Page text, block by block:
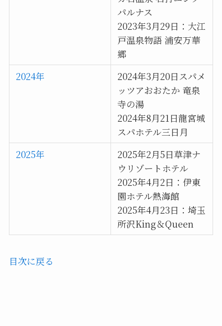
パルナス
2023年3月29日：大江
戸温泉物語 浦安万華
郷
2024年
2024年3月20日スパメ
ッツアおおたか 竜泉
寺の湯
2024年8月21日龍宮城
スパホテル三日月
2025年
2025年2月5日草津ナ
ウリゾートホテル
2025年4月2日：伊東
園ホテル熱海館
2025年4月23日：埼玉
所沢King＆Queen
目次に戻る